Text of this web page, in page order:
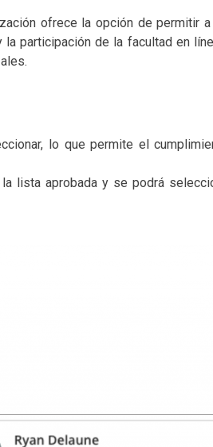
ofrece la opción de permitir
participación de la facultad en
lo que permite el
lista aprobada y se podrá